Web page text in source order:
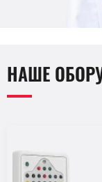
НАШЕ